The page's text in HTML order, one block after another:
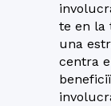
te en la
una
centra